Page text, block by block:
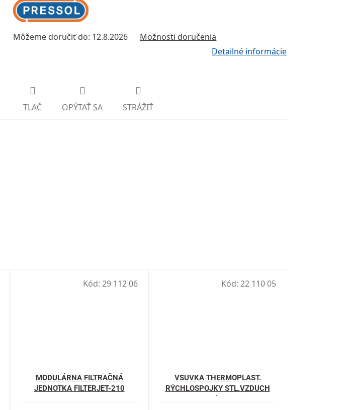
Môžeme doručiť do: 12.8.2026 Možnosti doručenia
Detailné informácie
TLAČ OPÝTAŤ SA STRÁŽIŤ
MODULÁRNA FILTRAČNÁ
JEDNOTKA FILTERJET-210
Kód: 29 112 06
VSUVKA THERMOPLAST.
RÝCHLOSPOJKY STL.VZDUCH
3/8"" vonkajší závit
Kód: 22 110 05